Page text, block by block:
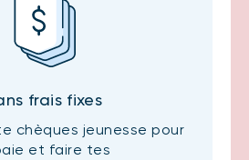
frais fixes
chèques jeunesse pour
et faire tes